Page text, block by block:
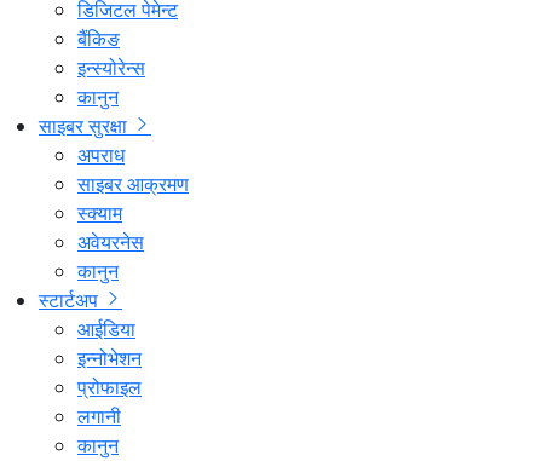
डिजिटल पेमेन्ट
बैंकिङ
इन्स्योरेन्स
कानुन
साइबर सुरक्षा
अपराध
साइबर आक्रमण
स्क्याम
अवेयरनेस
कानुन
स्टार्टअप
आईडिया
इन्नोभेशन
प्रोफाइल
लगानी
कानुन